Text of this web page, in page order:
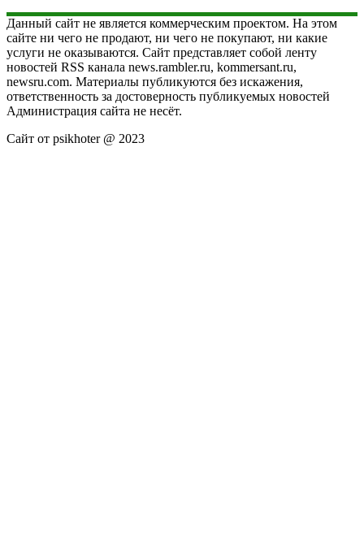
Данный сайт не является коммерческим проектом. На этом
сайте ни чего не продают, ни чего не покупают, ни какие
услуги не оказываются. Сайт представляет собой ленту
новостей RSS канала news.rambler.ru, kommersant.ru,
newsru.com. Материалы публикуются без искажения,
ответственность за достоверность публикуемых новостей
Администрация сайта не несёт.
Сайт от psikhoter @ 2023